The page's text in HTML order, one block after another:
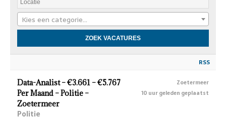
Kies een categorie…
RSS
Data-Analist – €3.661 – €5.767
Per Maand – Politie –
Zoetermeer
Politie
Zoetermeer
10 uur geleden geplaatst